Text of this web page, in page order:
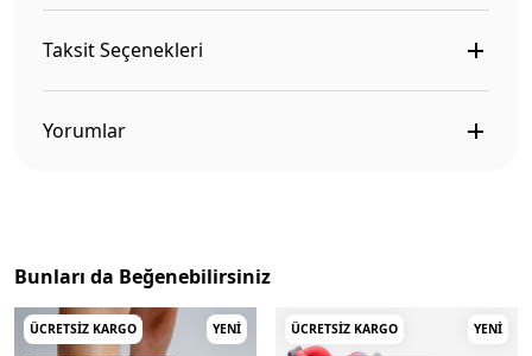
Taksit Seçenekleri
Yorumlar
Bunları da Beğenebilirsiniz
ÜCRETSIZ KARGO YENI ÜCRETSIZ KARGO YENI